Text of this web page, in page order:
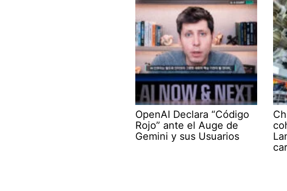
OpenAI Declara “Código
Rojo” ante el Auge de
Gemini y sus Usuarios